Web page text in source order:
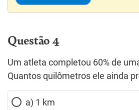
Questão 4
Um atleta completou 60% de
Quantos quilômetros ele ainda
a) 1 km